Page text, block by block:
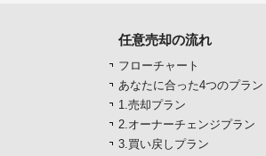
任意売却の流れ
フローチャート
あなたに合った4つのプラン
1.売却プラン
2.オーナーチェンジプラン
3.買い戻しプラン